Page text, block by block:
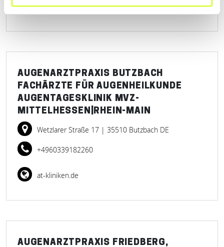
at-kliniken.de
AUGENARZTPRAXIS BUTZBACH
FACHÄRZTE FÜR AUGENHEILKUNDE
AUGENTAGESKLINIK MVZ-
MITTELHESSEN|RHEIN-MAIN
Wetzlarer Straße 17 | 35510 Butzbach DE
+4960339182260
at-kliniken.de
AUGENARZTPRAXIS FRIEDBERG,